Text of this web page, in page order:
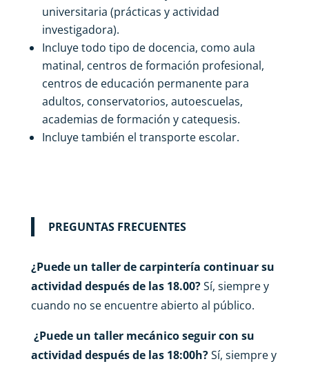
universitaria (prácticas y actividad
investigadora).
Incluye todo tipo de docencia, como aula
matinal, centros de formación profesional,
centros de educación permanente para
adultos, conservatorios, autoescuelas,
academias de formación y catequesis.
Incluye también el transporte escolar.
PREGUNTAS FRECUENTES
¿Puede un taller de carpintería continuar su
actividad después de las 18.00?Sí, siempre y
cuando no se encuentre abierto al público.
¿Puede un taller mecánico seguir con su
actividad después de las 18:00h?Sí, siempre y